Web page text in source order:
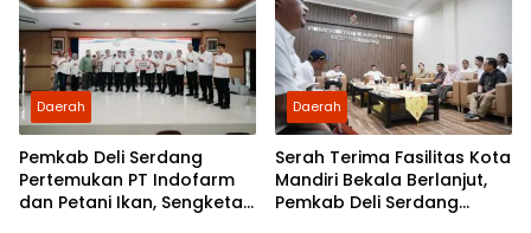
Daerah
Pemkab Deli Serdang
Pertemukan PT Indofarm
dan Petani Ikan, Sengketa
Daerah
Serah Terima Fasilitas Kota
Mandiri Bekala Berlanjut,
Pemkab Deli Serdang